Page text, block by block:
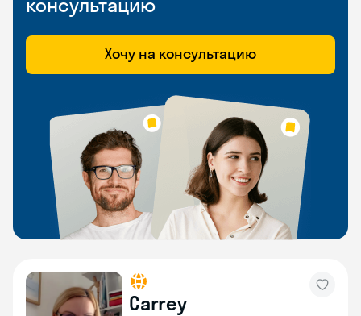
консультацию
Хочу на консультацию
Carrey